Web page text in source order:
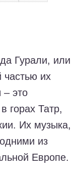
Гурали, или
частью их
– это
горах Татр,
Их музыка,
из
Европе.